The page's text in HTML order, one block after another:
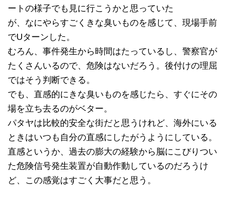
ートの様子でも見に行こうかと思っていた
が、なにやらすごくきな臭いものを感じて、現場手前
でUターンした。
むろん、事件発生から時間はたっているし、警察官が
たくさんいるので、危険はないだろう。後付けの理屈
ではそう判断できる。
でも、直感的にきな臭いものを感じたら、すぐにその
場を立ち去るのがベター。
パタヤは比較的安全な街だと思うけれど、海外にいる
ときはいつも自分の直感にしたがうようにしている。
直感というか、過去の膨大の経験から脳にこびりつい
た危険信号発生装置が自動作動しているのだろうけ
ど、この感覚はすごく大事だと思う。